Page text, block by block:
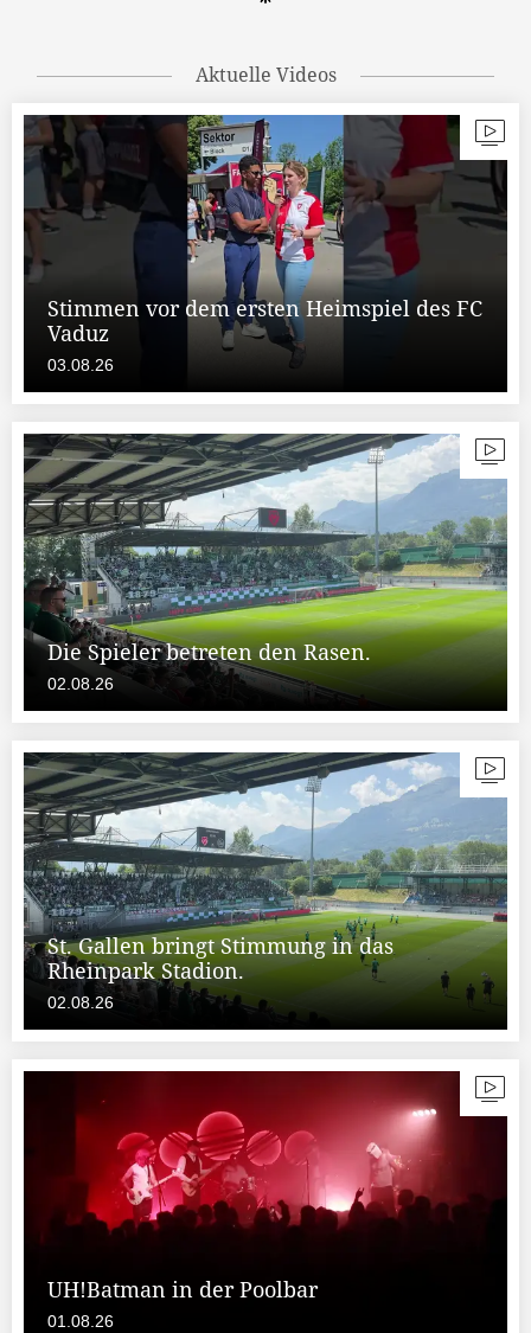
Aktuelle Videos
Stimmen vor dem ersten Heimspiel des FC
Vaduz
03.08.26
Die Spieler betreten den Rasen.
02.08.26
St. Gallen bringt Stimmung in das
Rheinpark Stadion.
02.08.26
UH!Batman in der Poolbar
01.08.26